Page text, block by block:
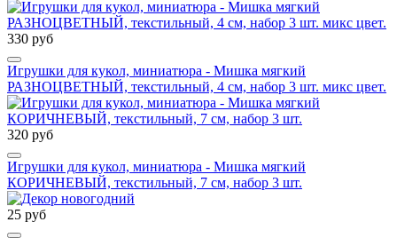
330 руб
Игрушки для кукол, миниатюра - Мишка мягкий
РАЗНОЦВЕТНЫЙ, текстильный, 4 см, набор 3 шт. микс цвет.
320 руб
Игрушки для кукол, миниатюра - Мишка мягкий
КОРИЧНЕВЫЙ, текстильный, 7 см, набор 3 шт.
25 руб